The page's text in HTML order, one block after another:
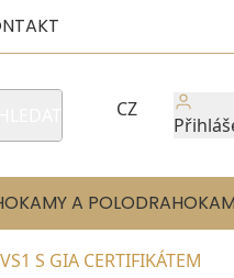
CZ
A
S GIA CERTIFIKÁTEM